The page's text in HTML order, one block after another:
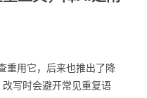
重用它，后来也推出了降
写时会避开常见重复语